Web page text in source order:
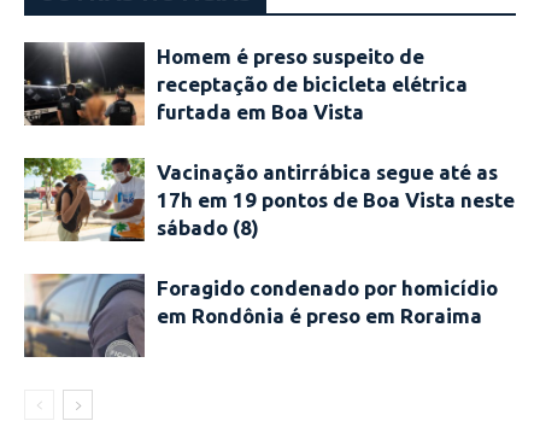
Homem é preso suspeito de
receptação de bicicleta elétrica
furtada em Boa Vista
Vacinação antirrábica segue até as
17h em 19 pontos de Boa Vista neste
sábado (8)
Foragido condenado por homicídio
em Rondônia é preso em Roraima